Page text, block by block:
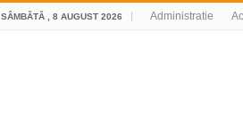
SÂMBĂTĂ , 8 AUGUST 2026 Administratie